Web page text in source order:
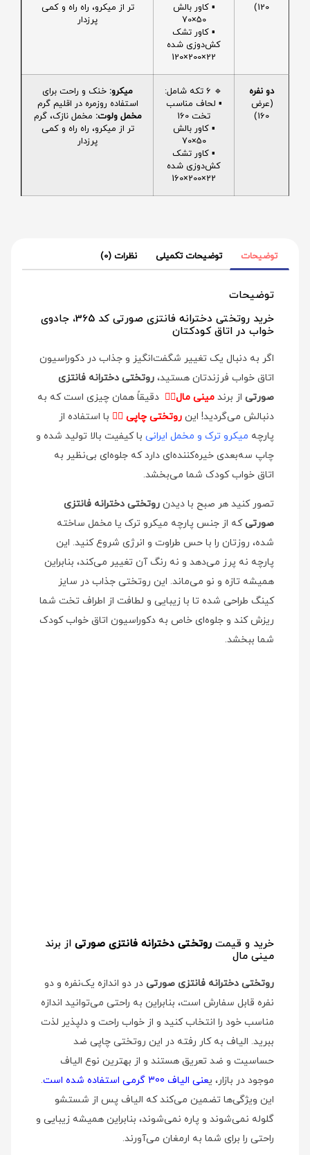
120)
▪️ کاور بالش
50×70
▪️ کاور تشک
کش‌دوزی شده
22×200×120
تر از میکرو، راه راه و کمی
پرزدار
دو نفره
(عرض
160)
🔹 6 تکه شامل:
▪️ لحاف مناسب
تخت 160
▪️ کاور بالش
50×70
▪️ کاور تشک
کش‌دوزی شده
22×200×160
میکرو: خنک و راحت برای
استفاده روزمره در اقلیم گرم
مخمل ولوت: مخمل نازک، گرم
تر از میکرو، راه راه و کمی
پرزدار
توضیحات توضیحات تکمیلی نظرات (0)
توضیحات
خرید روتختی دخترانه فانتزی صورتی کد 365، جادوی
خواب در اتاق کودکتان
اگر به دنبال یک تغییر شگفت‌انگیز و جذاب در دکوراسیون
اتاق خواب فرزندتان هستید، روتختی دخترانه فانتزی
صورتی از برند مینی مال👉🏻 دقیقاً همان چیزی است که به
دنبالش می‌گردید! این روتختی چاپی 👉🏻 با استفاده از
پارچه میکرو ترک و مخمل ایرانی با کیفیت بالا تولید شده و
چاپ سه‌بعدی خیره‌کننده‌ای دارد که جلوه‌ای بی‌نظیر به
اتاق خواب کودک شما می‌بخشد.
تصور کنید هر صبح با دیدن روتختی دخترانه فانتزی
صورتیکه از جنس پارچه میکرو ترک یا مخمل ساخته
شده، روزتان را با حس طراوت و انرژی شروع کنید. این
پارچه نه پرز می‌دهد و نه رنگ آن تغییر می‌کند، بنابراین
همیشه تازه و نو می‌ماند. این روتختی جذاب در سایز
کینگ طراحی شده تا با زیبایی و لطافت از اطراف تخت شما
ریزش کند و جلوه‌ای خاص به دکوراسیون اتاق خواب کودک
شما ببخشد.
خرید و قیمت روتختی دخترانه فانتزی صورتی از برند
مینی مال
روتختی دخترانه فانتزی صورتی در دو اندازه یک‌نفره و دو
نفره قابل سفارش است، بنابراین به راحتی می‌توانید اندازه
مناسب خود را انتخاب کنید و از خواب راحت و دلپذیر لذت
ببرید. الیاف به کار رفته در این روتختی چاپی ضد
حساسیت و ضد تعریق هستند و از بهترین نوع الیاف
موجود در بازار، یعنی الیاف 300 گرمی استفاده شده است
.
این ویژگی‌ها تضمین می‌کند که الیاف پس از شستشو
گلوله نمی‌شوند و پاره نمی‌شوند، بنابراین همیشه زیبایی و
راحتی را برای شما به ارمغان می‌آورند.